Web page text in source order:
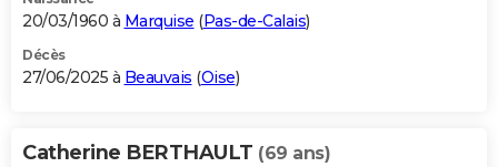
20/03/1960 à Marquise (Pas-de-Calais)
Décès
27/06/2025 à Beauvais (Oise)
Catherine BERTHAULT (69 ans)